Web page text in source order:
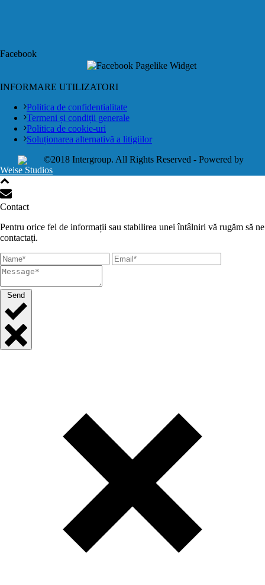
Facebook
INFORMARE UTILIZATORI
Politica de confidentialitate
Termeni și condiții generale
Politica de cookie-uri
Soluționarea alternativă a litigiilor
©2018 Intergroup. All Rights Reserved - Powered by
Weise Studios
Contact
Pentru orice fel de informații sau stabilirea unei întâlniri vă rugăm să ne
contactați.
Send